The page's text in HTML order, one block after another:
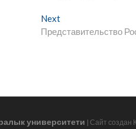
NextNext
post:
Представительство
университети | Сайт создан